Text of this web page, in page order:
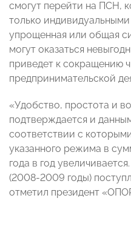
смогут перейти на ПСН,
только
упрощенная или общая
могут оказаться
приведет к сокращению
предпринимательской
«Удобство, простота и
подтверждается и
соответствии с
указанного режима в
года в год
(2008-2009 годы)
отметил президент